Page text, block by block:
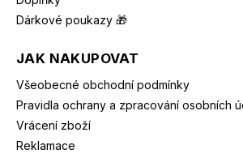
Dárkové poukazy 🎁
JAK NAKUPOVAT
Všeobecné obchodní podmínky
Pravidla ochrany a zpracování osobních
Vrácení zboží
Reklamace